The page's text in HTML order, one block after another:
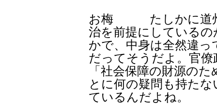
お梅 たしかに道州
治を前提にしている
かで、中身は全然違
だってそうだよ。官
「社会保障の財源の
とに何の疑問も持た
ているんだよね。